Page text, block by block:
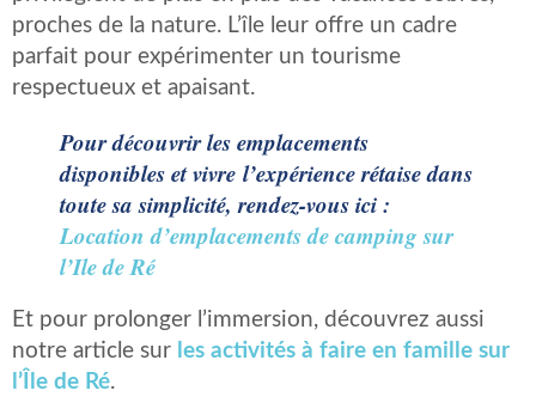
proches de la nature. L’île leur offre un cadre
parfait pour expérimenter un tourisme
respectueux et apaisant.
Pour découvrir les emplacements
disponibles et vivre l’expérience rétaise dans
toute sa simplicité, rendez-vous ici :
Location d’emplacements de camping sur
l’Ile de Ré
Et pour prolonger l’immersion, découvrez aussi
notre article sur les activités à faire en famille sur
l’Île de Ré.